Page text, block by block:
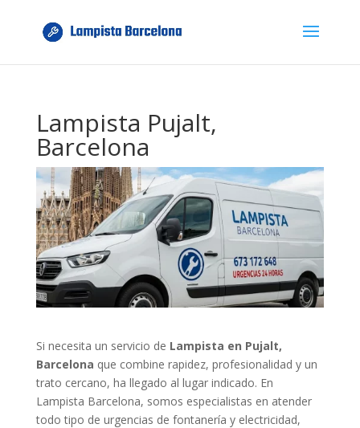
Lampista Pujalt,
Barcelona
Si necesita un servicio de Lampista en Pujalt,
Barcelona que combine rapidez, profesionalidad y un
trato cercano, ha llegado al lugar indicado. En
Lampista Barcelona, somos especialistas en atender
todo tipo de urgencias de fontanería y electricidad,